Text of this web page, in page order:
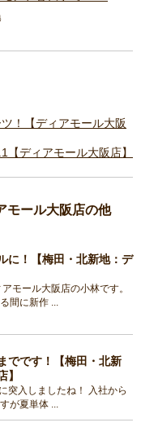
！【ディアモール大阪
【ディアモール大阪店】
モール大阪店の他
に！【梅田・北新地：デ
モール大阪店の小林です。
間に新作 ...
でです！【梅田・北新
】
突入しましたね！ 入社から
が夏単体 ...